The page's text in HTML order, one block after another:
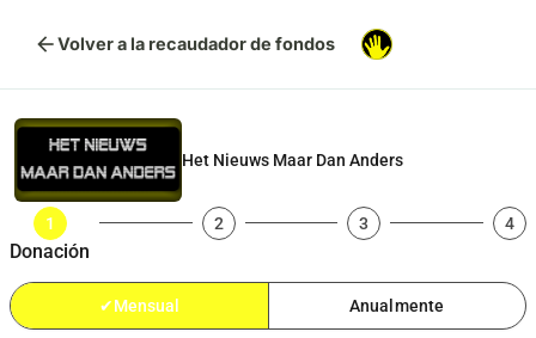
arrow_backVolver a la recaudador de fondos
Het Nieuws Maar Dan Anders
1
Donación
2 3 4
✔Mensual Anualmente